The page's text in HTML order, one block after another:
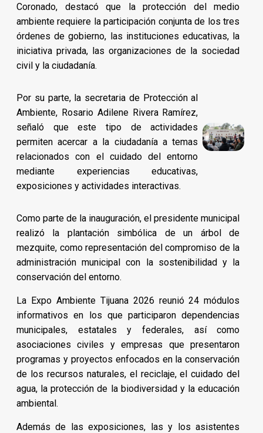
Coronado, destacó que la protección del medio
ambiente requiere la participación conjunta de los tres
órdenes de gobierno, las instituciones educativas, la
iniciativa privada, las organizaciones de la sociedad
civil y la ciudadanía.
Por su parte, la secretaria de Protección al
Ambiente, Rosario Adilene Rivera Ramírez,
señaló que este tipo de actividades
permiten acercar a la ciudadanía a temas
relacionados con el cuidado del entorno
mediante experiencias educativas,
exposiciones y actividades interactivas.
Como parte de la inauguración, el presidente municipal
realizó la plantación simbólica de un árbol de
mezquite, como representación del compromiso de la
administración municipal con la sostenibilidad y la
conservación del entorno.
La Expo Ambiente Tijuana 2026 reunió 24 módulos
informativos en los que participaron dependencias
municipales, estatales y federales, así como
asociaciones civiles y empresas que presentaron
programas y proyectos enfocados en la conservación
de los recursos naturales, el reciclaje, el cuidado del
agua, la protección de la biodiversidad y la educación
ambiental.
Además de las exposiciones, las y los asistentes